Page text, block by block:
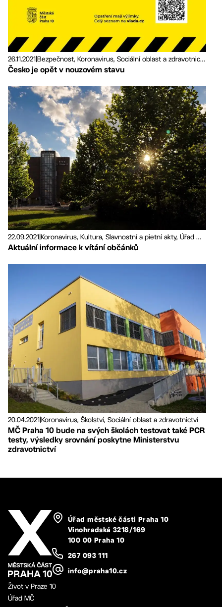
26.11.2021 Bezpečnost, Koronavirus, Sociální oblast a zdravotnictví
Česko je opět v nouzovém stavu
22.09.2021 Koronavirus, Kultura, Slavnostní a pietní akty, Úřad MČ, Radnice
Aktuální informace k vítání občánků
20.04.2021Koronavirus, Školství, Sociální oblast a zdravotnictví
MČ Praha 10 bude na svých školách testovat také PCR
testy, výsledky srovnání poskytne Ministerstvu
zdravotnictví
Úřad městské části Praha 10
Vinohradská 3218/169
100 00 Praha 10
267 093 111
info@praha10.cz
Život v Praze 10
Úřad MČ